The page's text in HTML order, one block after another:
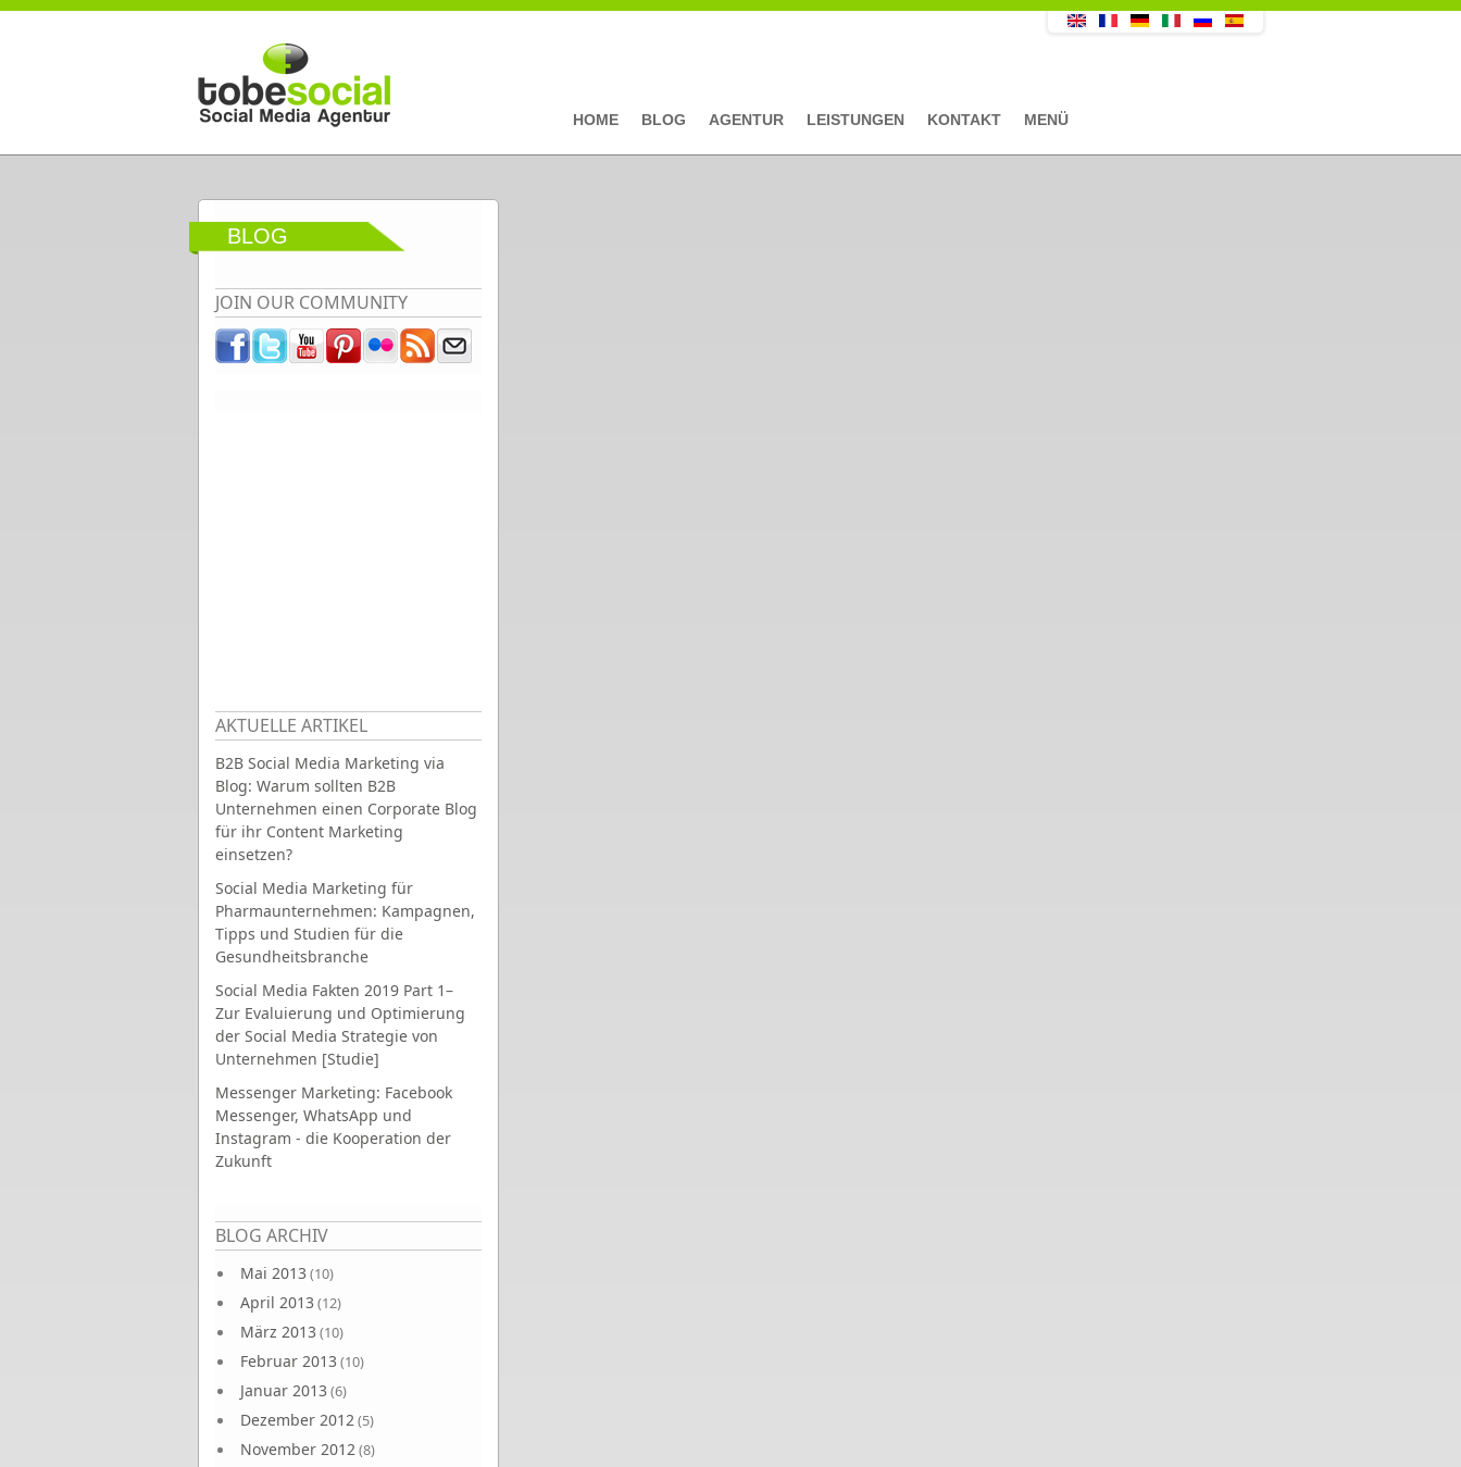
Direkt zum Inhalt
HOME BLOG AGENTUR LEISTUNGEN KONTAKT MENÜ
BLOG
JOIN OUR COMMUNITY
AKTUELLE ARTIKEL
B2B Social Media Marketing via
Blog: Warum sollten B2B
Unternehmen einen Corporate Blog
für ihr Content Marketing
einsetzen?
Social Media Marketing für
Pharmaunternehmen: Kampagnen,
Tipps und Studien für die
Gesundheitsbranche
Social Media Fakten 2019 Part 1–
Zur Evaluierung und Optimierung
der Social Media Strategie von
Unternehmen [Studie]
Messenger Marketing: Facebook
Messenger, WhatsApp und
Instagram - die Kooperation der
Zukunft
BLOG ARCHIV
Mai 2013 (10)
April 2013 (12)
März 2013 (10)
Februar 2013 (10)
Januar 2013 (6)
Dezember 2012(5)
November 2012(8)
Seiten